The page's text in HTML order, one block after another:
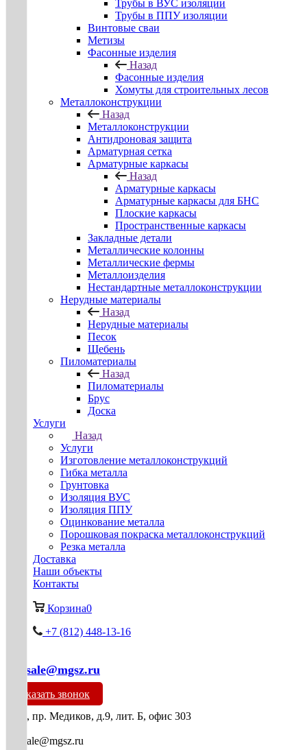
Трубы в ВУС изоляции
Трубы в ППУ изоляции
Винтовые сваи
Метизы
Фасонные изделия
Назад
Фасонные изделия
Хомуты для строительных лесов
Металлоконструкции
Назад
Металлоконструкции
Антидроновая защита
Арматурная сетка
Арматурные каркасы
Назад
Арматурные каркасы
Арматурные каркасы для БНС
Плоские каркасы
Пространственные каркасы
Закладные детали
Металлические колонны
Металлические фермы
Металлоизделия
Нестандартные металлоконструкции
Нерудные материалы
Назад
Нерудные материалы
Песок
Щебень
Пиломатериалы
Назад
Пиломатериалы
Брус
Доска
Услуги
Назад
Услуги
Изготовление металлоконструкций
Гибка металла
Грунтовка
Изоляция ВУС
Изоляция ППУ
Оцинкование металла
Порошковая покраска металлоконструкций
Резка металла
Доставка
Наши объекты
Контакты
Корзина0
+7 (812) 448-13-16
mg-sale@mgsz.ru
Заказать звонок
СПб, пр. Медиков, д.9, лит. Б, офис 303
mg-sale@mgsz.ru